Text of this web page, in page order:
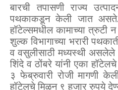
बारची तपासणी राज्य
पथकाकडून केली जात असते.
हॉटेल्समधील कामाच्या त्रुटी
शुल्क विभागाच्या भरारी
व वसुलीसाठी मध्यस्थी असलेले
शिंदे व ठोंबरे यांनी एका
३ फेब्रुवारी रोजी मागणी
हॉटेलचे मिळून ९ हजार रुपये